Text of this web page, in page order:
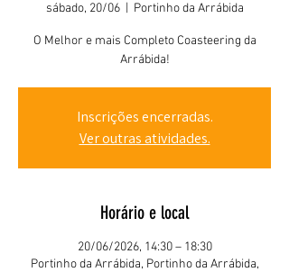
sábado, 20/06
  |
Portinho da Arrábida
O Melhor e mais Completo Coasteering da
Arrábida!
Inscrições encerradas.
Ver outras atividades.
Horário e local
20/06/2026, 14:30 – 18:30
Portinho da Arrábida, Portinho da Arrábida,